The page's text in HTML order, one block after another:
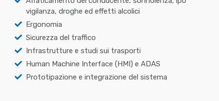
vigilanza, droghe ed effetti alcolici
Ergonomia
Sicurezza del traffico
Infrastrutture e studi sui trasporti
Human Machine Interface (HMI) e ADAS
Prototipazione e integrazione del sistema